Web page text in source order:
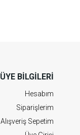
ÜYE BILGILERI
Hesabım
Siparişlerim
Alışveriş Sepetim